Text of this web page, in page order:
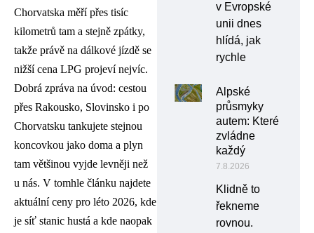
Chorvatska měří přes tisíc
kilometrů tam a stejně zpátky,
takže právě na dálkové jízdě se
nižší cena LPG projeví nejvíc.
Dobrá zpráva na úvod: cestou
přes Rakousko, Slovinsko i po
Chorvatsku tankujete stejnou
koncovkou jako doma a plyn
tam většinou vyjde levněji než
u nás. V tomhle článku najdete
aktuální ceny pro léto 2026, kde
je síť stanic hustá a kde naopak
v Evropské
unii dnes
hlídá, jak
rychle
Alpské
průsmyky
autem: Které
zvládne
každý
7.8.2026
Klidně to
řekneme
rovnou.